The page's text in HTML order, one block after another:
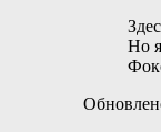
Но